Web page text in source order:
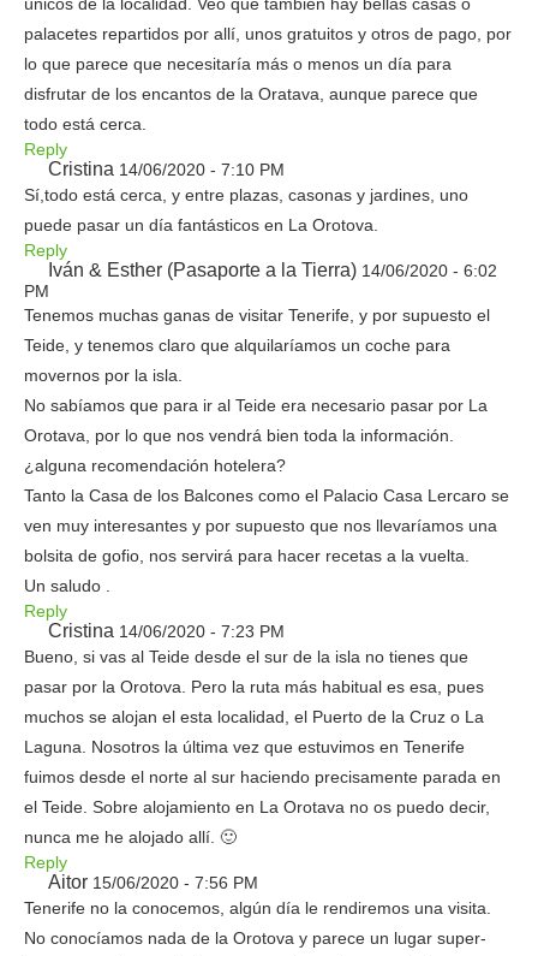
palacetes repartidos por allí, unos gratuitos y otros de pago, por
lo que parece que necesitaría más o menos un día para
disfrutar de los encantos de la Oratava, aunque parece que
todo está cerca.
Reply
Cristina 14/06/2020 - 7:10 PM
Sí,todo está cerca, y entre plazas, casonas y jardines, uno
puede pasar un día fantásticos en La Orotova.
Reply
Iván & Esther (Pasaporte a la Tierra) 14/06/2020 - 6:02
PM
Tenemos muchas ganas de visitar Tenerife, y por supuesto el
Teide, y tenemos claro que alquilaríamos un coche para
movernos por la isla.
No sabíamos que para ir al Teide era necesario pasar por La
Orotava, por lo que nos vendrá bien toda la información.
¿alguna recomendación hotelera?
Tanto la Casa de los Balcones como el Palacio Casa Lercaro se
ven muy interesantes y por supuesto que nos llevaríamos una
bolsita de gofio, nos servirá para hacer recetas a la vuelta.
Un saludo .
Reply
Cristina 14/06/2020 - 7:23 PM
Bueno, si vas al Teide desde el sur de la isla no tienes que
pasar por la Orotova. Pero la ruta más habitual es esa, pues
muchos se alojan el esta localidad, el Puerto de la Cruz o La
Laguna. Nosotros la última vez que estuvimos en Tenerife
fuimos desde el norte al sur haciendo precisamente parada en
el Teide. Sobre alojamiento en La Orotava no os puedo decir,
nunca me he alojado allí. 🙂
Reply
Aitor 15/06/2020 - 7:56 PM
Tenerife no la conocemos, algún día le rendiremos una visita.
No conocíamos nada de la Orotova y parece un lugar super-